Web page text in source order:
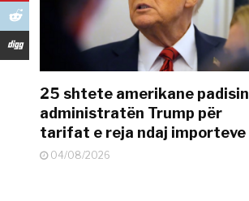
25 shtete amerikane padisin
administratën Trump për
tarifat e reja ndaj importeve
04/08/2026